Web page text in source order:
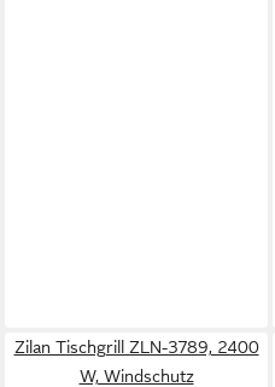
Zilan Tischgrill ZLN-3789, 2400
W, Windschutz